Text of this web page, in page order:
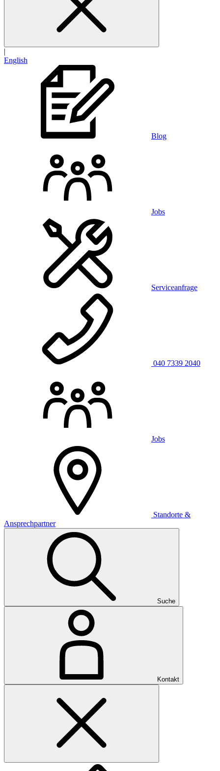
|
English
Blog
Jobs
Serviceanfrage
040 7339 2040
Jobs
Standorte &
Ansprechpartner
Suche
Kontakt